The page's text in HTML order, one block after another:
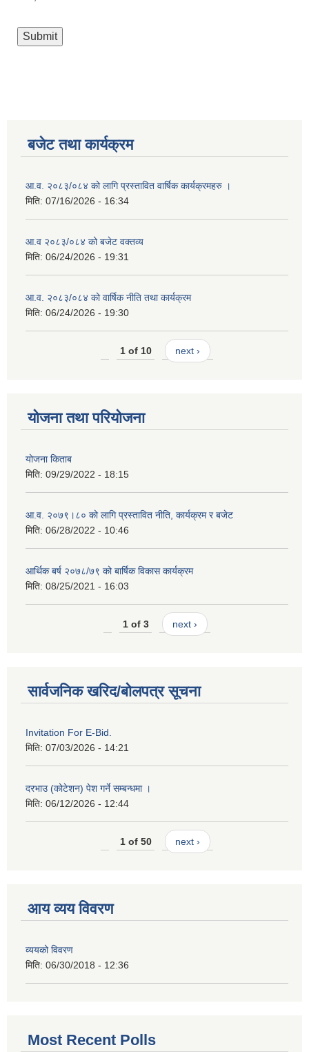
बजेट तथा कार्यक्रम
आ.व. २०८३/०८४ को लागि प्रस्तावित वार्षिक कार्यक्रमहरु ।
मिति: 07/16/2026 - 16:34
आ.व २०८३/०८४ को बजेट वक्तव्य
मिति: 06/24/2026 - 19:31
आ.व. २०८३/०८४ को वार्षिक नीति तथा कार्यक्रम
मिति: 06/24/2026 - 19:30
1 of 10 next ›
योजना तथा परियोजना
योजना किताब
मिति: 09/29/2022 - 18:15
आ.व. २०७९।८० को लागि प्रस्तावित नीति, कार्यक्रम र बजेट
मिति: 06/28/2022 - 10:46
आर्थिक बर्ष २०७८/७९ को बार्षिक विकास कार्यक्रम
मिति: 08/25/2021 - 16:03
1 of 3 next ›
सार्वजनिक खरिद/बोलपत्र सूचना
Invitation For E-Bid.
मिति: 07/03/2026 - 14:21
दरभाउ (कोटेशन) पेश गर्ने सम्बन्धमा ।
मिति: 06/12/2026 - 12:44
1 of 50 next ›
आय व्यय विवरण
व्ययको विवरण
मिति: 06/30/2018 - 12:36
Most Recent Polls